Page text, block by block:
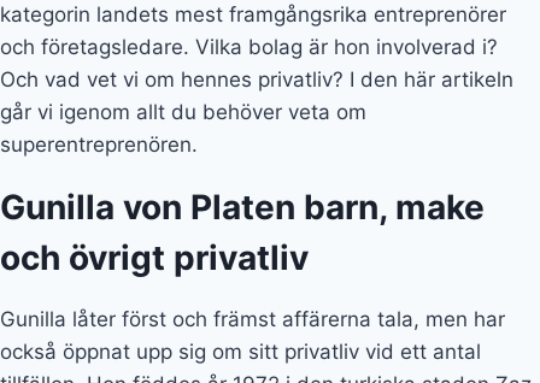
tillfällen. Hon föddes år 1972 i den turkiska staden Zaz
men blev tvungen att, tillsammans med sin familj, fly
sitt hemland när hon var fem år gammal. Till slut
hamnade de i ett miljonprogram i stadsdelen Västra
Frölunda i Göteborg.
Hennes ursprungliga namn är Günel Anip, och hon har
efternamn. Namnet kommer från Gunilla von Platens
namn i näringslivet efter flertalet toppositioner på stora
företag. I dag arbetar han bland annat med trading